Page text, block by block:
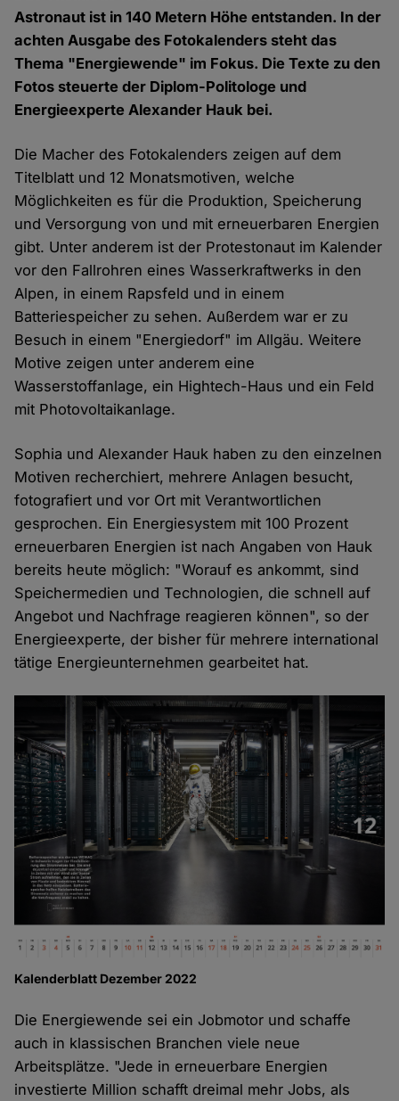
Astronaut ist in 140 Metern Höhe entstanden. In der
achten Ausgabe des Fotokalenders steht das
Thema "Energiewende" im Fokus. Die Texte zu den
Fotos steuerte der Diplom-Politologe und
Energieexperte Alexander Hauk bei.
Die Macher des Fotokalenders zeigen auf dem
Titelblatt und 12 Monatsmotiven, welche
Möglichkeiten es für die Produktion, Speicherung
und Versorgung von und mit erneuerbaren Energien
gibt. Unter anderem ist der Protestonaut im Kalender
vor den Fallrohren eines Wasserkraftwerks in den
Alpen, in einem Rapsfeld und in einem
Batteriespeicher zu sehen. Außerdem war er zu
Besuch in einem "Energiedorf" im Allgäu. Weitere
Motive zeigen unter anderem eine
Wasserstoffanlage, ein Hightech-Haus und ein Feld
mit Photovoltaikanlage.
Sophia und Alexander Hauk haben zu den einzelnen
Motiven recherchiert, mehrere Anlagen besucht,
fotografiert und vor Ort mit Verantwortlichen
gesprochen. Ein Energiesystem mit 100 Prozent
erneuerbaren Energien ist nach Angaben von Hauk
bereits heute möglich: "Worauf es ankommt, sind
Speichermedien und Technologien, die schnell auf
Angebot und Nachfrage reagieren können", so der
Energieexperte, der bisher für mehrere international
tätige Energieunternehmen gearbeitet hat.
Kalenderblatt Dezember 2022
Die Energiewende sei ein Jobmotor und schaffe
auch in klassischen Branchen viele neue
Arbeitsplätze. "Jede in erneuerbare Energien
investierte Million schafft dreimal mehr Jobs, als